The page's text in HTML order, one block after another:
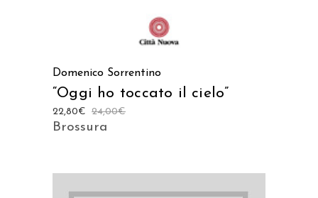
Domenico Sorrentino
“Oggi ho toccato il cielo”
24,00€
22,80€
Brossura